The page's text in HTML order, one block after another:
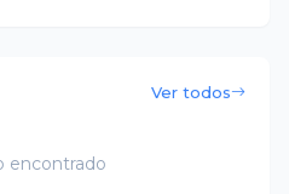
Ver todos
encontrado